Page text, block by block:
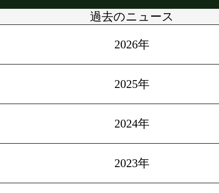
過去のニュース
2026年
2025年
2024年
2023年